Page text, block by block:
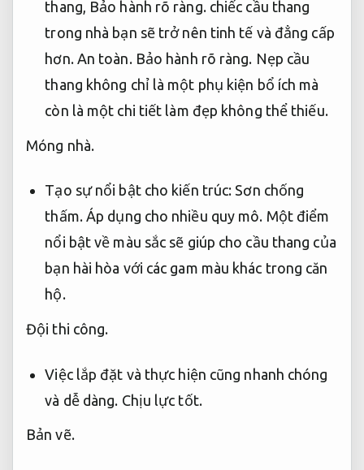
thang, Bảo hành rõ ràng.chiếc cầu thang
trong nhà bạn sẽ trở nên tinh tế và đẳng cấp
hơn. An toàn. Bảo hành rõ ràng. Nẹp cầu
thang không chỉ là một phụ kiện bổ ích mà
còn là một chi tiết làm đẹp không thể thiếu.
Móng nhà.
Tạo sự nổi bật cho kiến trúc: Sơn chống
thấm. Áp dụng cho nhiều quy mô. Một điểm
nổi bật về màu sắc sẽ giúp cho cầu thang của
bạn hài hòa với các gam màu khác trong căn
hộ.
Đội thi công.
Việc lắp đặt và thực hiện cũng nhanh chóng
và dễ dàng. Chịu lực tốt.
Bản vẽ.